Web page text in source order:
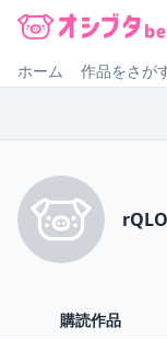
ホーム 作品をさが
購読作品